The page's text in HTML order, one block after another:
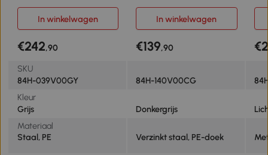
160x218x172 cm,
Donkergrijs
In winkelwagen In winkelwagen
€242,90 €139,90
SKU
84H-039V00GY
84H-140V00CG
Kleur
Grijs
Donkergrijs
Materiaal
Staal, PE
Verzinkt staal, PE-doek